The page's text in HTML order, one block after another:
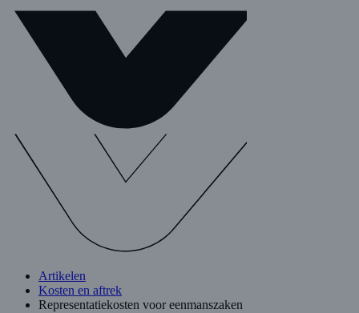
Artikelen
Kosten en aftrek
Representatiekosten voor eenmanszaken